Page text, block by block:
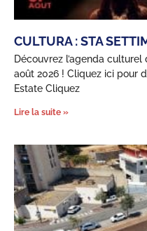
CULTURA : STA
Découvrez l’agenda
août 2026 ! Cliquez ici pour
Estate Cliquez
Lire la suite »